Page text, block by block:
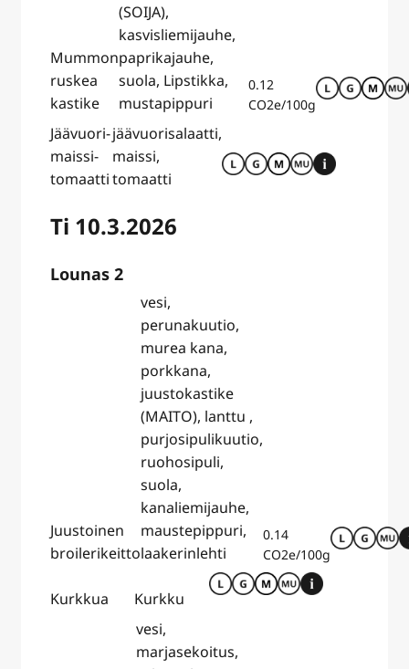
Mummon
ruskea
kastike
(SOIJA),
kasvisliemijauhe,
paprikajauhe,
suola, Lipstikka,
mustapippuri
0.12
CO2e/100g
Jäävuori-
maissi-
tomaatti
jäävuorisalaatti,
maissi,
tomaatti
Ti 10.3.2026
Lounas 2
Juustoinen
broilerikeitto
vesi,
perunakuutio,
murea kana,
porkkana,
juustokastike
(MAITO), lanttu ,
purjosipulikuutio,
ruohosipuli,
suola,
kanaliemijauhe,
maustepippuri,
laakerinlehti
0.14
CO2e/100g
Kurkkua Kurkku
vesi,
marjasekoitus,